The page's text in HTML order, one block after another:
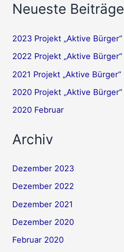
Neueste Beiträge
2023 Projekt „Aktive Bürger“
2022 Projekt „Aktive Bürger“
2021 Projekt „Aktive Bürger“
2020 Projekt „Aktive Bürger“
2020 Februar
Archiv
Dezember 2023
Dezember 2022
Dezember 2021
Dezember 2020
Februar 2020